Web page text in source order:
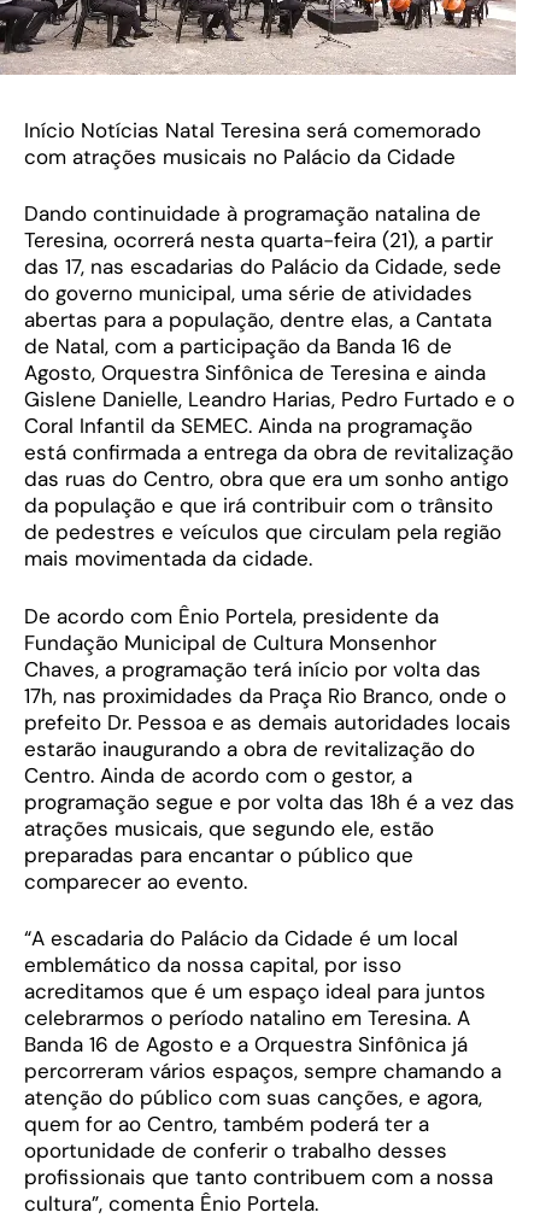
Início Notícias Natal Teresina será comemorado
com atrações musicais no Palácio da Cidade
Dando continuidade à programação natalina de
Teresina, ocorrerá nesta quarta-feira (21), a partir
das 17, nas escadarias do Palácio da Cidade, sede
do governo municipal, uma série de atividades
abertas para a população, dentre elas, a Cantata
de Natal, com a participação da Banda 16 de
Agosto, Orquestra Sinfônica de Teresina e ainda
Gislene Danielle, Leandro Harias, Pedro Furtado e o
Coral Infantil da SEMEC. Ainda na programação
está confirmada a entrega da obra de revitalização
das ruas do Centro, obra que era um sonho antigo
da população e que irá contribuir com o trânsito
de pedestres e veículos que circulam pela região
mais movimentada da cidade.
De acordo com Ênio Portela, presidente da
Fundação Municipal de Cultura Monsenhor
Chaves, a programação terá início por volta das
17h, nas proximidades da Praça Rio Branco, onde o
prefeito Dr. Pessoa e as demais autoridades locais
estarão inaugurando a obra de revitalização do
Centro. Ainda de acordo com o gestor, a
programação segue e por volta das 18h é a vez das
atrações musicais, que segundo ele, estão
preparadas para encantar o público que
comparecer ao evento.
“A escadaria do Palácio da Cidade é um local
emblemático da nossa capital, por isso
acreditamos que é um espaço ideal para juntos
celebrarmos o período natalino em Teresina. A
Banda 16 de Agosto e a Orquestra Sinfônica já
percorreram vários espaços, sempre chamando a
atenção do público com suas canções, e agora,
quem for ao Centro, também poderá ter a
oportunidade de conferir o trabalho desses
profissionais que tanto contribuem com a nossa
cultura”, comenta Ênio Portela.